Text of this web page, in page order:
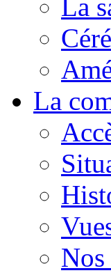
La
La